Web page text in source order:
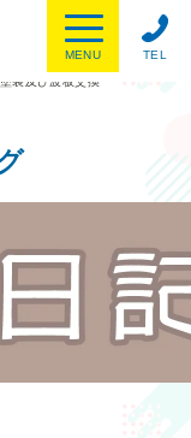
TEL
MENU
装及び波板交換